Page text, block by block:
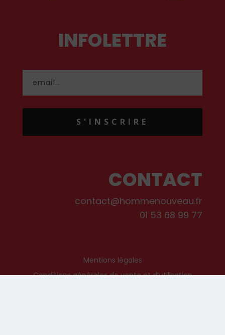
INFOLETTRE
S'INSCRIRE
CONTACT
contact@hommenouveau.fr
01 53 68 99 77
Mentions légales
Conditions générales de vente et d’utilisation